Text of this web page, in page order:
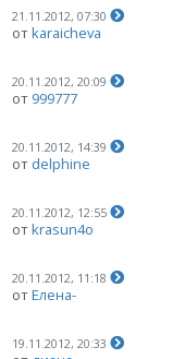
21.11.2012, 07:30
отkaraicheva
20.11.2012, 20:09
от 999777
20.11.2012, 14:39
от delphine
20.11.2012, 12:55
отkrasun4o
20.11.2012, 11:18
отЕлена-
19.11.2012, 20:33